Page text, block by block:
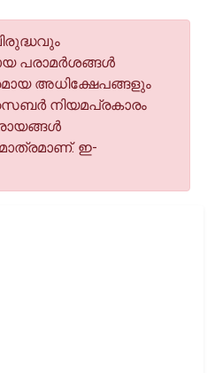
പരാമര്‍ശങ്ങള്‍
അധിക്ഷേപങ്ങളും
നിയമപ്രകാരം
ഇ-